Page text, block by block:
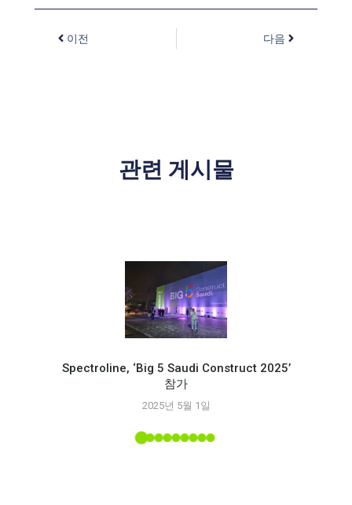
이전 다음
관련 게시물
Spectroline, ‘Big 5 Saudi Construct 2025’
참가
2025년 5월 1일